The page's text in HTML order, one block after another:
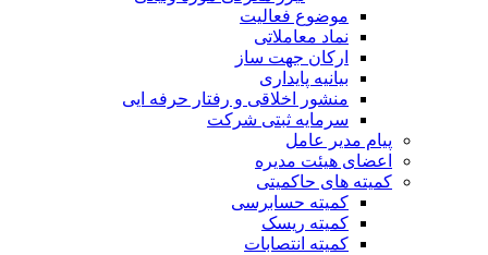
موضوع فعالیت
نماد معاملاتی
ارکان جهت ساز
بیانیه پایداری
منشور اخلاقی و رفتار حرفه ایی
سرمایه ثبتی شرکت
پیام مدیر عامل
اعضای هیئت مدیره
کمیته های حاکمیتی
کمیته حسابرسی
کمیته ریسک
کمیته انتصابات